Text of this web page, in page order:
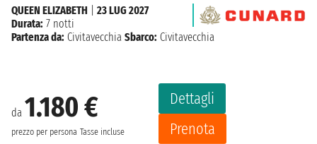
da 1.180 €
prezzo per persona Tasse incluse
Dettagli
Prenota
QUEEN ELIZABETH
23 LUG 2027
Durata: 7 notti
Partenza da: Civitavecchia Sbarco: Civitavecchia